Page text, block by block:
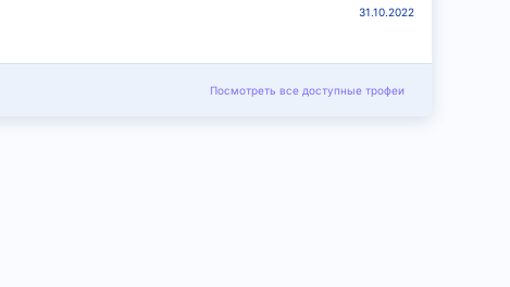
31.10.2022
Посмотреть все доступные трофеи